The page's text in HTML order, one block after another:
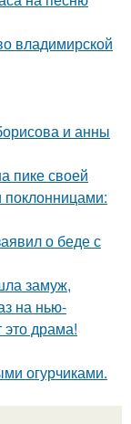
владимирской
и анны
пике своей
поклонницами:
о беде с
замуж,
на нью-
драма!
огурчиками.